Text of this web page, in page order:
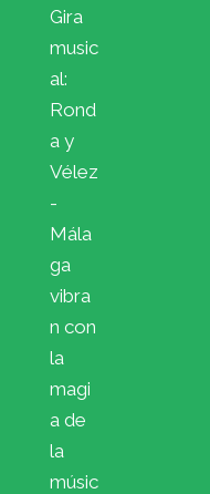
Gira
music
al:
Rond
a y
Vélez
-
Mála
ga
vibra
n con
la
magi
a de
la
músic